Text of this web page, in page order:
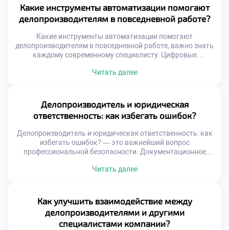
напрямую влияют на экологический след компании.
Переход к устойчивому развитию требует пересмотра
привычных офисных […]
Какие инструменты автоматизации помогают
делопроизводителям в повседневной работе?
Какие инструменты автоматизации помогают
делопроизводителям в повседневной работе, важно знать
каждому современному специалисту. Цифровые
документацией и информацией. Ручной труд уступает
требованием рынка труда. Автоматизация освобождает
время для аналитической и творческой деятельности
сотрудника. Рутинные операции выполняются
Читать далее
Делопроизводитель и юридическая
ответственность: как избегать ошибок?
Делопроизводитель и юридическая ответственность: как
избегать ошибок? — это важнейший вопрос
профессиональной безопасности. Документационное
статус организации. Любая неточность в бумагах может
правовых рисков является основой компетентности
сотрудника. Юридические последствия ошибок бывают
финансовыми и административными. Штрафы
контролирующих органов […]
Читать далее
Как улучшить взаимодействие между
делопроизводителями и другими
специалистами компании?